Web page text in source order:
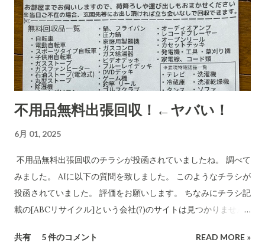
析・解説をしてもらいました。 CBB 株式会社、および
「charmmsho」という販売店に関する詐欺やトラブル報告の
有無を確認します。また、送り主情報の詳細な住所や連絡先が
正式な企業情報と一致するかどうかも調べます。 Research
completed in 8m· 16 件の情報源 CBB株式会社および販売店
「charmmsho」に関する調査報告 会社所在地・連絡先の検証
CBB株式会社は法人登記上、「大阪府泉南郡熊取町紺屋2丁目
屋2-20-1」と記載されています​ CBB-SHYOJI.COM 。販売店
「charmmsho」のサイト上で表示されていた会社所在地がこ
の住所と一致している場合、一見すると所在地に関しては正式
な企業情報と合致していると言えます。 しかし、連絡先情報に
してメールアドレスのみを掲載しており、電話番号は公開され
不用品無料出張回収！←ヤバい！
6月 01, 2025
不用品無料出張回収のチラシが投函されていましたね。 調べて
みました。 AIに以下の質問を致しました。 このようなチラシが
投函されていました。 評価をお願いします。 ちなみにチラシ記
載の[ABCリサイクル]という会社(?)のサイトは見つかりません
https://www.city.tokorozawa.saitama.jp/kurashi/gomi/shi
共有 5 件のコメント READ MORE »